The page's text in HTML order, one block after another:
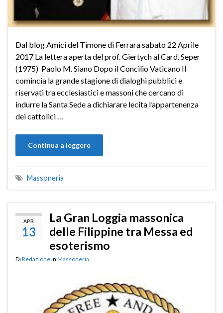
Dal blog Amici del Timone di Ferrara sabato 22 Aprile
2017 La lettera aperta del prof. Giertych al Card. Seper
(1975) Paolo M. Siano Dopo il Concilio Vaticano II
comincia la grande stagione di dialoghi pubblici e
riservati tra ecclesiastici e massoni che cercano di
indurre la Santa Sede a dichiarare lecita l’appartenenza
dei cattolici …
Continua a leggere
Massoneria
APR
13
La Gran Loggia massonica
delle Filippine tra Messa ed
esoterismo
DiRedazionein Massoneria